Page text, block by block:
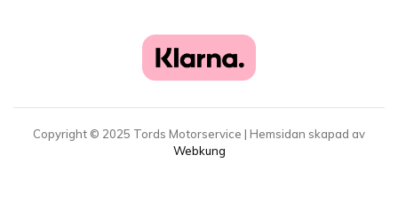
Copyright © 2025 Tords Motorservice | Hemsidan skapad av
Webkung